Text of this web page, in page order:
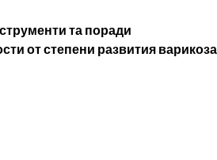
та поради
от степени развития варикоза